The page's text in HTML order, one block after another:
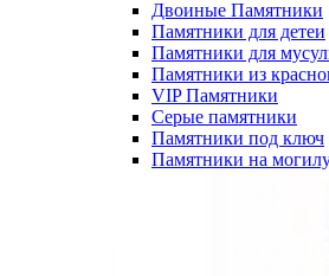
Двоиные Памятники
Памятники для детеи
Памятники для
Памятники из
VIP Памятники
Серые памятники
Памятники под ключ
Памятники на